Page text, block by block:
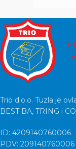
Trio d.o.o. Tuzla je
BEST BA, TRING i
ID: 4209140760006
PDV: 209140760006